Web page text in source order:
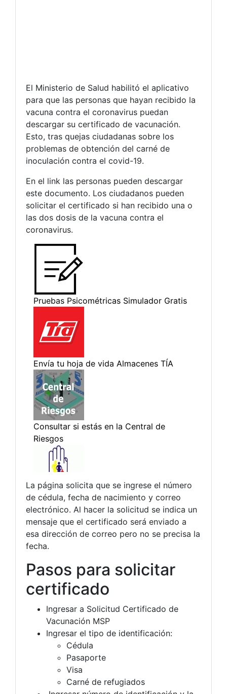
El Ministerio de Salud habilitó el aplicativo
para que las personas que hayan recibido la
vacuna contra el coronavirus puedan
descargar su certificado de vacunación.
Esto, tras quejas ciudadanas sobre los
problemas de obtención del carné de
inoculación contra el covid-19.
En el link las personas pueden descargar
este documento. Los ciudadanos pueden
solicitar el certificado si han recibido una o
las dos dosis de la vacuna contra el
coronavirus.
La página solicita que se ingrese el número
de cédula, fecha de nacimiento y correo
electrónico. Al hacer la solicitud se indica un
mensaje que el certificado será enviado a
esa dirección de correo pero no se precisa la
fecha.
Pasos para solicitar
certificado
Ingresar a Solicitud Certificado de
Vacunación MSP
Ingresar el tipo de identificación:
Cédula
Pasaporte
Visa
Carné de refugiados